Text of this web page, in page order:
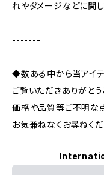
れやダメージなどに関
-------
◆数ある中から当アイ
ご覧いただきありがと
価格や品質等ご不明な
お気兼ねなくお尋ねくだ